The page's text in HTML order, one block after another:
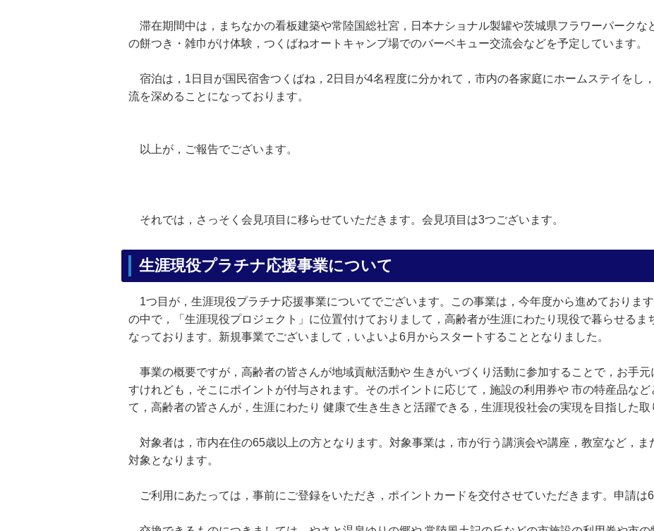
滞在期間中は，まちなかの看板建築や常陸国総社宮，日本ナショナル製罐や茨城県フラワーパークな
の餅つき・雑巾がけ体験，つくばねオートキャンプ場でのバーベキュー交流会などを予定しています。
宿泊は，1日目が国民宿舎つくばね，2日目が4名程度に分かれて，市内の各家庭にホームステイをし
流を深めることになっております。
以上が，ご報告でございます。
それでは，さっそく会見項目に移らせていただきます。会見項目は3つございます。
生涯現役プラチナ応援事業について
1つ目が，生涯現役プラチナ応援事業についてでございます。この事業は，今年度から進めております
の中で，「生涯現役プロジェクト」に位置付けておりまして，高齢者が生涯にわたり現役で暮らせるま
なっております。新規事業でございまして，いよいよ6月からスタートすることとなりました。
事業の概要ですが，高齢者の皆さんが地域貢献活動や 生きがいづくり活動に参加することで，お手元
すけれども，そこにポイントが付与されます。そのポイントに応じて，施設の利用券や 市の特産品な
て，高齢者の皆さんが，生涯にわたり 健康で生き生きと活躍できる，生涯現役社会の実現を目指した取
対象者は，市内在住の65歳以上の方となります。対象事業は，市が行う講演会や講座，教室など，ま
対象となります。
ご利用にあたっては，事前にご登録をいただき，ポイントカードを交付させていただきます。申請は6